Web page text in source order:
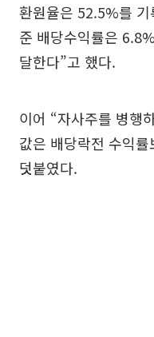
환원율은 52.5%를
준 배당수익률은
달한다”고 했다.
이어 “자사주를 병행
값은 배당락전 수익
덧붙였다.